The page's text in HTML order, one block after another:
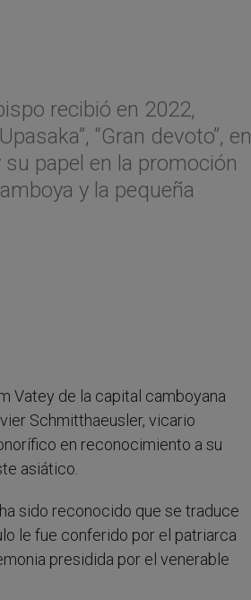
recibió en 2022,
“Gran devoto”, en
papel en la promoción
y la pequeña
Vatey de la capital camboyana
Schmitthaeusler, vicario
en reconocimiento a su
asiático.
sido reconocido que se traduce
le fue conferido por el patriarca
presidida por el venerable